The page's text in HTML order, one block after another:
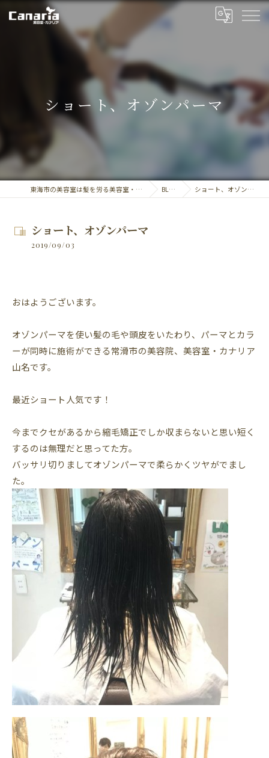
ショート、オゾンパーマ
東海市の美容室は髪を労る美容室・カナリア BLOG ショート、オゾンパーマ
ショート、オゾンパーマ
2019/09/03
おはようございます。
オゾンパーマを使い髪の毛や頭皮をいたわり、パーマとカラ
ーが同時に施術ができる常滑市の美容院、美容室・カナリア
山名です。
最近ショート人気です！
今までクセがあるから縮毛矯正でしか収まらないと思い短く
するのは無理だと思ってた方。
バッサリ切りましてオゾンパーマで柔らかくツヤがでまし
た。